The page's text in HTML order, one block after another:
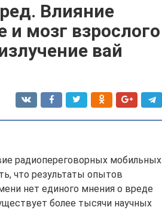
Влияние
и мозг взрослого
вай
радиопереговорных мобильных
что результаты опытов
нет единого мнения о вреде
более тысячи научных